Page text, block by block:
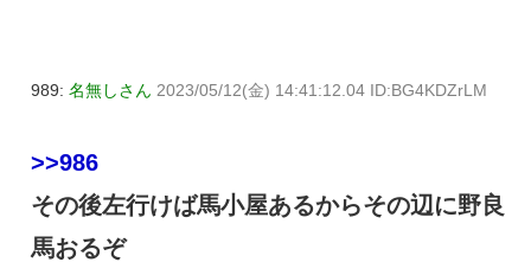
989: 名無しさん 2023/05/12(金) 14:41:12.04 ID:BG4KDZrLM
>>986
その後左行けば馬小屋あるからその辺に野良
馬おるぞ